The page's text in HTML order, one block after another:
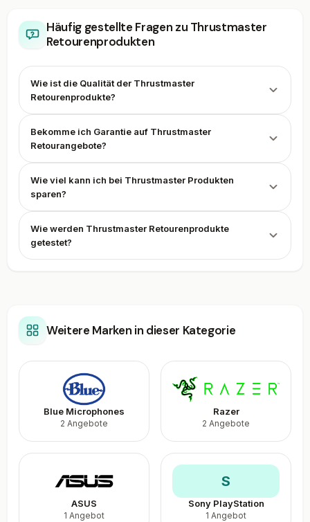
Thrustmaster
Retourangebote
Sie unsere
anderen
ansehen
Marken
Häufig gestellte Fragen zu Thrustmaster
Retourenprodukten
Wie ist die Qualität der Thrustmaster
Retourenprodukte?
Bekomme ich Garantie auf Thrustmaster
Retourangebote?
Wie viel kann ich bei Thrustmaster Produkten
sparen?
Wie werden Thrustmaster Retourenprodukte
getestet?
Weitere Marken in dieser Kategorie
Blue Microphones
2 Angebote
Razer
2 Angebote
ASUS
1 Angebot
S
Sony PlayStation
1 Angebot